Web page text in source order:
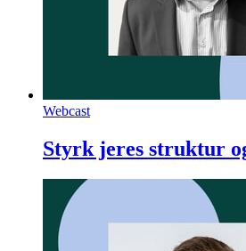
Webcast
Styrk jeres struktur